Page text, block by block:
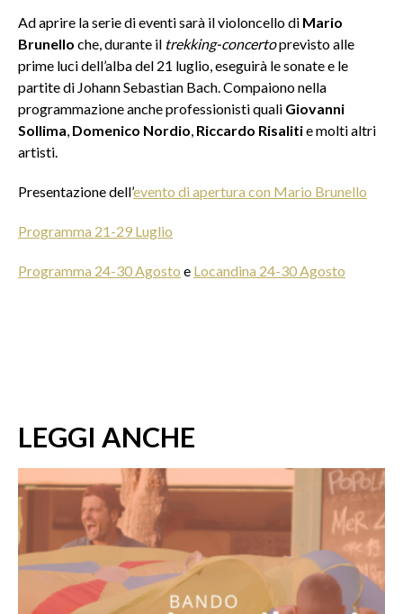
Ad aprire la serie di eventi sarà il violoncello di Mario
Brunello che, durante il trekking-concertoprevisto alle
prime luci dell’alba del 21 luglio, eseguirà le sonate e le
partite di Johann Sebastian Bach. Compaiono nella
programmazione anche professionisti quali Giovanni
Sollima, Domenico Nordio, Riccardo Risalitie molti altri
artisti.
Presentazione dell’evento di apertura con Mario Brunello
Programma 21-29 Luglio
Programma 24-30 Agosto e Locandina 24-30 Agosto
LEGGI ANCHE